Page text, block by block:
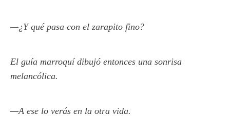
—¿Y qué pasa con el zarapito fino?
El guía marroquí dibujó entonces una sonrisa
melancólica.
—A ese lo verás en la otra vida.